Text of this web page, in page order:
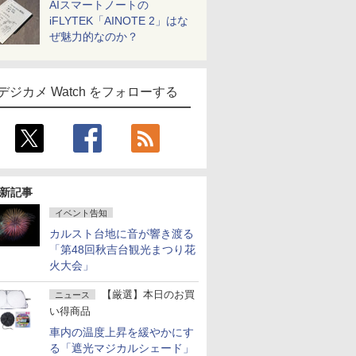
AIスマートノートの
iFLYTEK「AINOTE 2」はな
ぜ魅力的なのか？
ジカメ Watch をフォローする
記事
イベント告知
カルスト台地に音が響き渡る
「第48回秋吉台観光まつり花
火大会」
ニュース
【厳選】本日のお買
い得商品
車内の温度上昇を緩やかにす
る「遮光マジカルシェード」